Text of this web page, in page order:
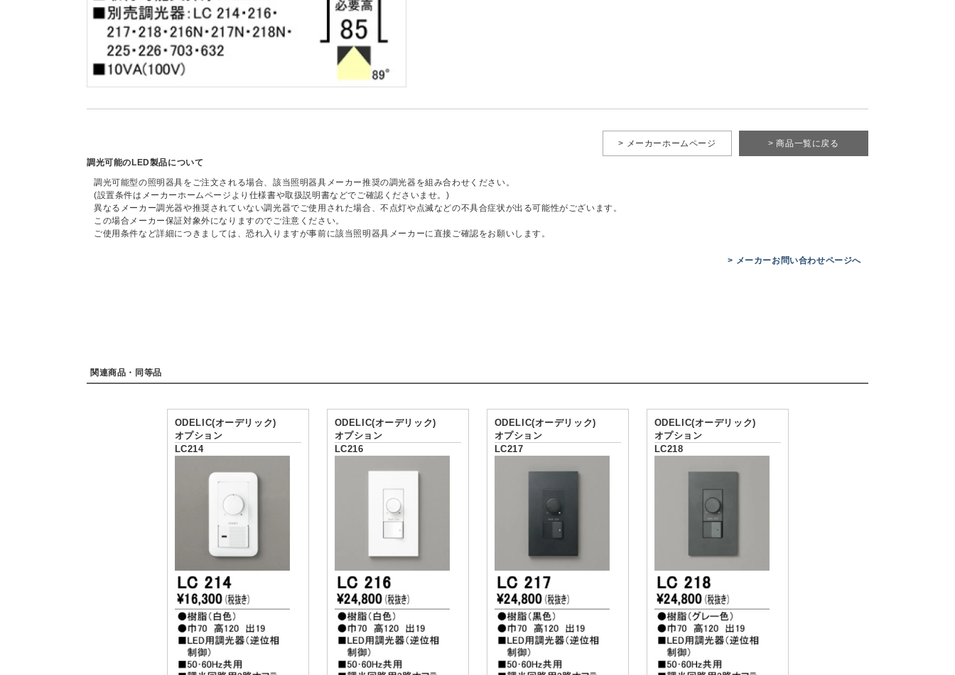
> 商品一覧に戻る
> メーカーホームページ
調光可能のLED製品について
調光可能型の照明器具をご注文される場合、該当照明器具メーカー推奨の調光器を組み合わせください。
(設置条件はメーカーホームページより仕様書や取扱説明書などでご確認くださいませ。)
異なるメーカー調光器や推奨されていない調光器でご使用された場合、不点灯や点滅などの不具合症状が出る可能性がございます。
この場合メーカー保証対象外になりますのでご注意ください。
ご使用条件など詳細につきましては、恐れ入りますが事前に該当照明器具メーカーに直接ご確認をお願いします。
> メーカーお問い合わせページへ
関連商品・同等品
ODELIC(オーデリック)
オプション
LC214
ODELIC(オーデリック)
オプション
LC216
ODELIC(オーデリック)
オプション
LC217
ODELIC(オーデリック)
オプション
LC218